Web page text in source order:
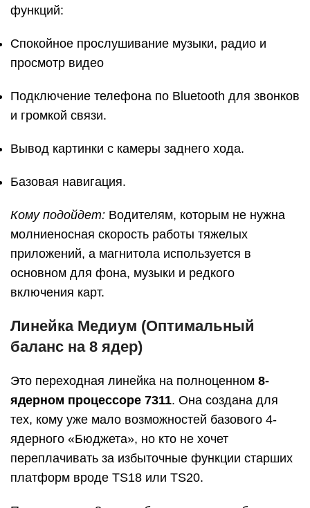
функций:
Спокойное прослушивание музыки, радио и
просмотр видео
Подключение телефона по Bluetooth для звонков
и громкой связи.
Вывод картинки с камеры заднего хода.
Базовая навигация.
Кому подойдет: Водителям, которым не нужна
молниеносная скорость работы тяжелых
приложений, а магнитола используется в
основном для фона, музыки и редкого
включения карт.
Линейка Медиум (Оптимальный
баланс на 8 ядер)
Это переходная линейка на полноценном 8-
ядерном процессоре 7311. Она создана для
тех, кому уже мало возможностей базового 4-
ядерного «Бюджета», но кто не хочет
переплачивать за избыточные функции старших
платформ вроде TS18 или TS20.